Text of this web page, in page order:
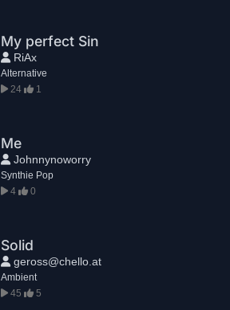
My perfect Sin
RiAx
Alternative
24
1
Me
Johnnynoworry
Synthie Pop
4
0
Solid
geross@chello.at
Ambient
45
5